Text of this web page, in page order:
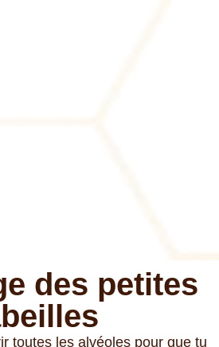
des petites
toutes les alvéoles pour que tu